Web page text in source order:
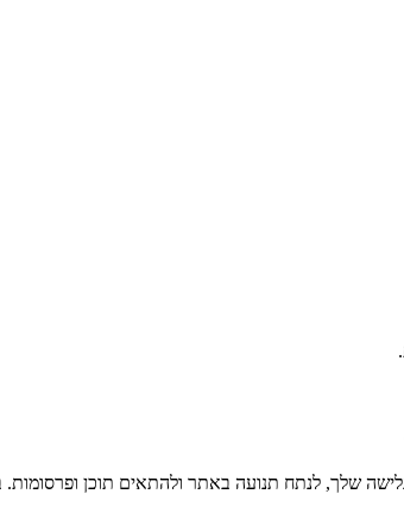
שלך, לנתח תנועה באתר ולהתאים תוכן